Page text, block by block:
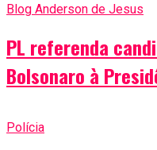
Blog Anderson de Jesus
PL referenda
Bolsonaro à
Polícia